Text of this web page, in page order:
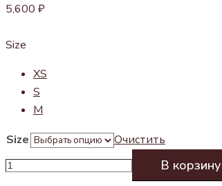
5,600 ₽
Size
XS
S
M
Size
Очистить
Количество
В корзину